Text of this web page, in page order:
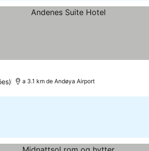
a 3.1 km de Andøya Airport